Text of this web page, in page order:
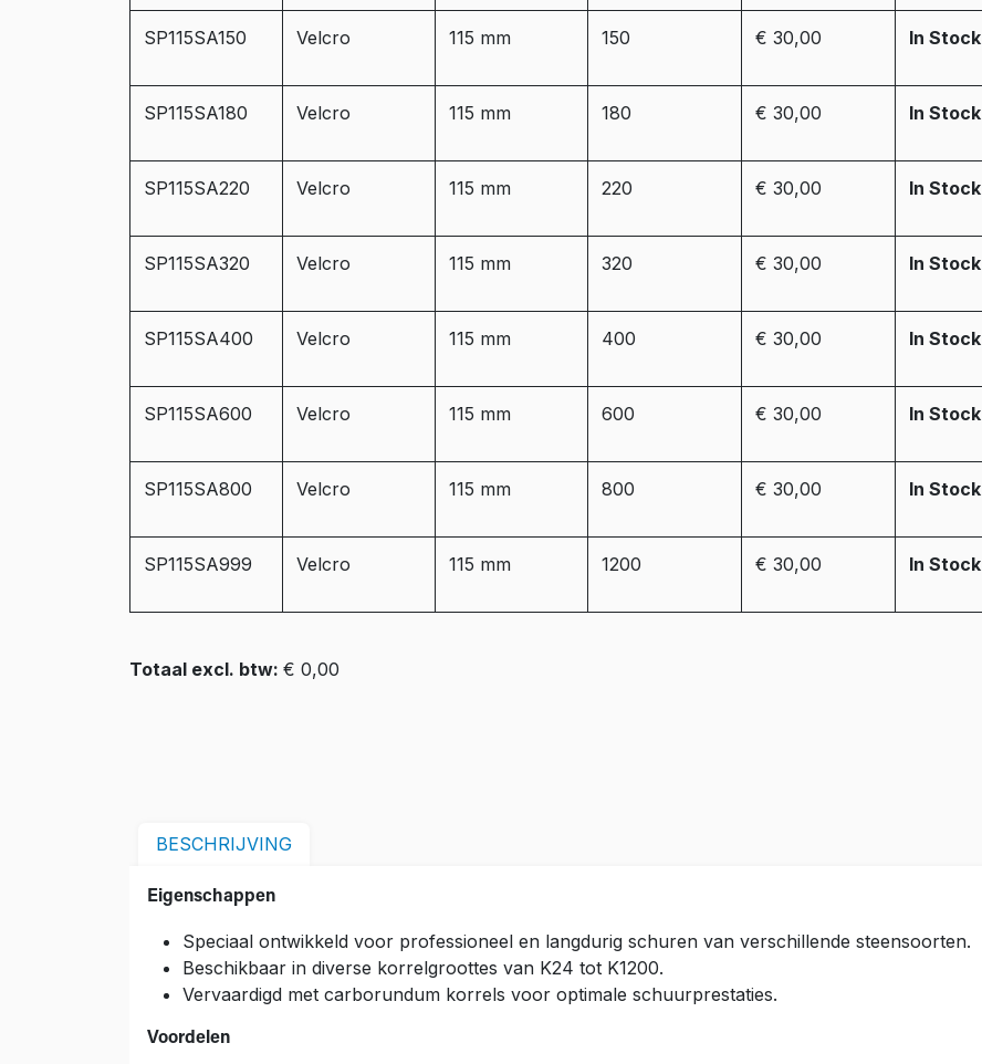
SP115SA150 Velcro 115 mm 150 € 30,00 In Stock
SP115SA180 Velcro 115 mm 180 € 30,00 In Stock
SP115SA220 Velcro 115 mm 220 € 30,00 In Stock
SP115SA320 Velcro 115 mm 320 € 30,00 In Stock
SP115SA400 Velcro 115 mm 400 € 30,00 In Stock
SP115SA600 Velcro 115 mm 600 € 30,00 In Stock
SP115SA800 Velcro 115 mm 800 € 30,00 In Stock
SP115SA999 Velcro 115 mm 1200 € 30,00 In Stock
Totaal excl. btw: € 0,00
BESCHRIJVING
Eigenschappen
Speciaal ontwikkeld voor professioneel en langdurig schuren van verschillende steensoorten.
Beschikbaar in diverse korrelgroottes van K24 tot K1200.
Vervaardigd met carborundum korrels voor optimale schuurprestaties.
Voordelen